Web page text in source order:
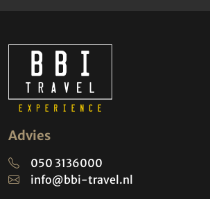
Advies
050 3136000
info@bbi-travel.nl